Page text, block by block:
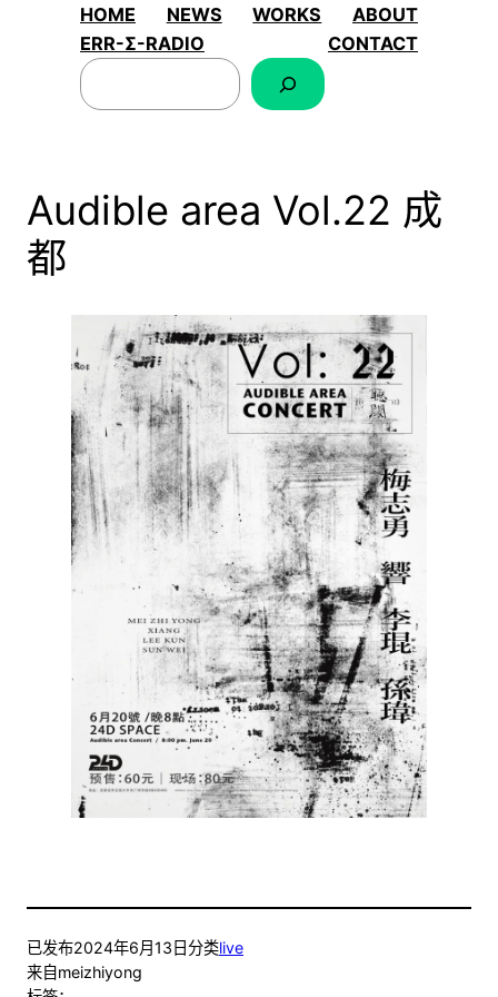
HOME NEWS WORKS
ABOUT
ERR-Σ-RADIO
CONTACT
搜
索
Audible area Vol.22 成
都
已发布2024年6月13日分类live
来自meizhiyong